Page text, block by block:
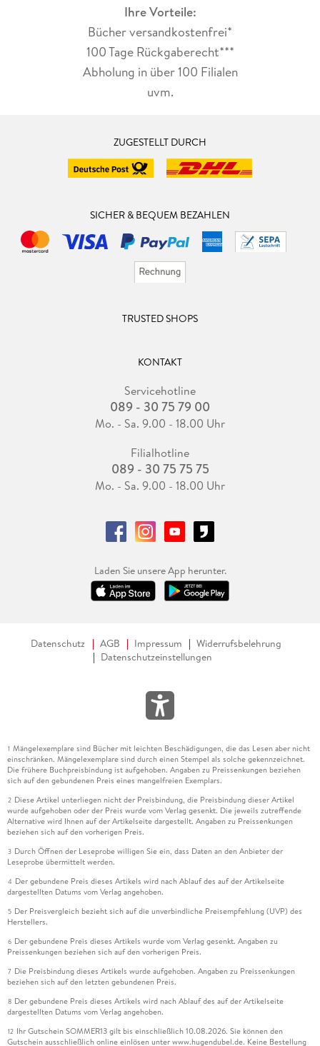
Ihre Vorteile:
Bücher versandkostenfrei*
100 Tage Rückgaberecht***
Abholung in über 100 Filialen
uvm.
ZUGESTELLT DURCH
SICHER & BEQUEM BEZAHLEN
TRUSTED SHOPS
KONTAKT
Servicehotline
089 - 30 75 79 00
Mo. - Sa. 9.00 - 18.00 Uhr
Filialhotline
089 - 30 75 75 75
Mo. - Sa. 9.00 - 18.00 Uhr
Laden Sie unsere App herunter.
Datenschutz AGB Impressum
Widerrufsbelehrung
Datenschutzeinstellungen
1 Mängelexemplare sind Bücher mit leichten Beschädigungen, die das Lesen aber nicht
einschränken. Mängelexemplare sind durch einen Stempel als solche gekennzeichnet.
Die frühere Buchpreisbindung ist aufgehoben. Angaben zu Preissenkungen beziehen
sich auf den gebundenen Preis eines mangelfreien Exemplars.
2 Diese Artikel unterliegen nicht der Preisbindung, die Preisbindung dieser Artikel
wurde aufgehoben oder der Preis wurde vom Verlag gesenkt. Die jeweils zutreffende
Alternative wird Ihnen auf der Artikelseite dargestellt. Angaben zu Preissenkungen
beziehen sich auf den vorherigen Preis.
3 Durch Öffnen der Leseprobe willigen Sie ein, dass Daten an den Anbieter der
Leseprobe übermittelt werden.
4 Der gebundene Preis dieses Artikels wird nach Ablauf des auf der Artikelseite
dargestellten Datums vom Verlag angehoben.
5 Der Preisvergleich bezieht sich auf die unverbindliche Preisempfehlung (UVP) des
Herstellers.
6 Der gebundene Preis dieses Artikels wurde vom Verlag gesenkt. Angaben zu
Preissenkungen beziehen sich auf den vorherigen Preis.
7 Die Preisbindung dieses Artikels wurde aufgehoben. Angaben zu Preissenkungen
beziehen sich auf den letzten gebundenen Preis.
8 Der gebundene Preis dieses Artikels wird nach Ablauf des auf der Artikelseite
dargestellten Datums vom Verlag angehoben.
12 Ihr Gutschein SOMMER13 gilt bis einschließlich 10.08.2026. Sie können den
Gutschein ausschließlich online einlösen unter www.hugendubel.de. Keine Bestellung